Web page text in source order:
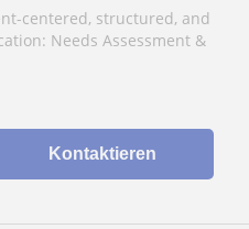
centered, structured, and
Needs Assessment &
Kontaktieren